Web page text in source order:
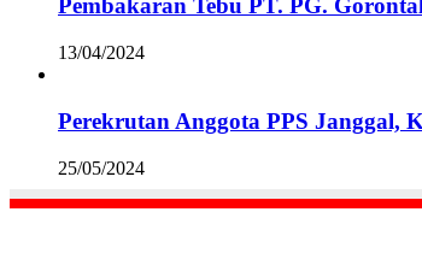
Pembakaran Tebu PT. PG.
13/04/2024
Perekrutan Anggota PPS Janggal,
25/05/2024